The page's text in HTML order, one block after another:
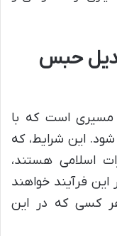
حبس
است که با
این شرایط، که
اسلامی هستند،
فرآیند خواهند
هر کسی که در این